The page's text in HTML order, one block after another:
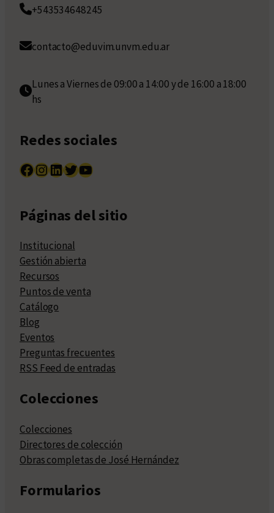
+543534648245
contacto@eduvim.unvm.edu.ar
Lunes a Viernes de 09:00 a 14:00 y de 16:00 a 18:00
hs
Redes sociales
Facebook InstagramLinkedIn Twitter YouTube
Páginas del sitio
Institucional
Gestión abierta
Recursos
Puntos de venta
Catálogo
Blog
Eventos
Preguntas frecuentes
RSS Feed de entradas
Colecciones
Colecciones
Directores de colección
Obras completas de José Hernández
Formularios